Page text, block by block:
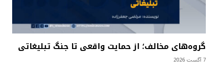
گروه‌های مخالف؛ از حمایت واقعی تا جنگ تبلیغاتی
7 آگست 2026